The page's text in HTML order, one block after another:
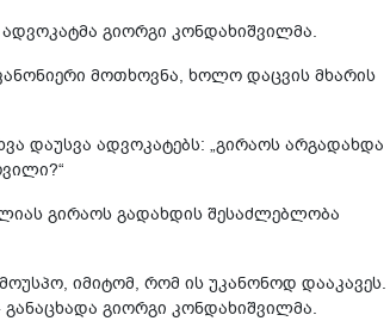
გიორგი კონდახიშვილმა.
მოთხოვნა, ხოლო დაცვის მხარის
დაუსვა ადვოკატებს: „გირაოს არგადახდა
გირაოს გადახდის შესაძლებლობა
იმიტომ, რომ ის უკანონოდ დააკავეს.
გიორგი კონდახიშვილმა.